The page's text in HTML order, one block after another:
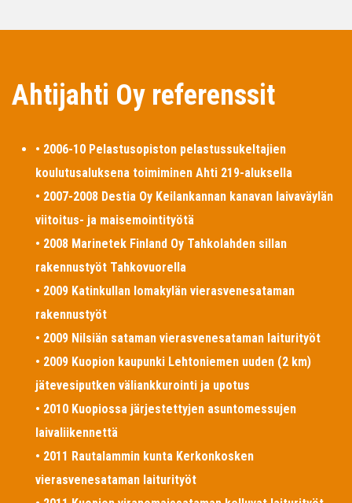
Ahtijahti Oy referenssit
• 2006-10 Pelastusopiston pelastussukeltajien
koulutusaluksena toimiminen Ahti 219-aluksella
• 2007-2008 Destia Oy Keilankannan kanavan laivaväylän
viitoitus- ja maisemointityötä
• 2008 Marinetek Finland Oy Tahkolahden sillan
rakennustyöt Tahkovuorella
• 2009 Katinkullan lomakylän vierasvenesataman
rakennustyöt
• 2009 Nilsiän sataman vierasvenesataman laiturityöt
• 2009 Kuopion kaupunki Lehtoniemen uuden (2 km)
jätevesiputken väliankkurointi ja upotus
• 2010 Kuopiossa järjestettyjen asuntomessujen
laivaliikennettä
• 2011 Rautalammin kunta Kerkonkosken
vierasvenesataman laiturityöt